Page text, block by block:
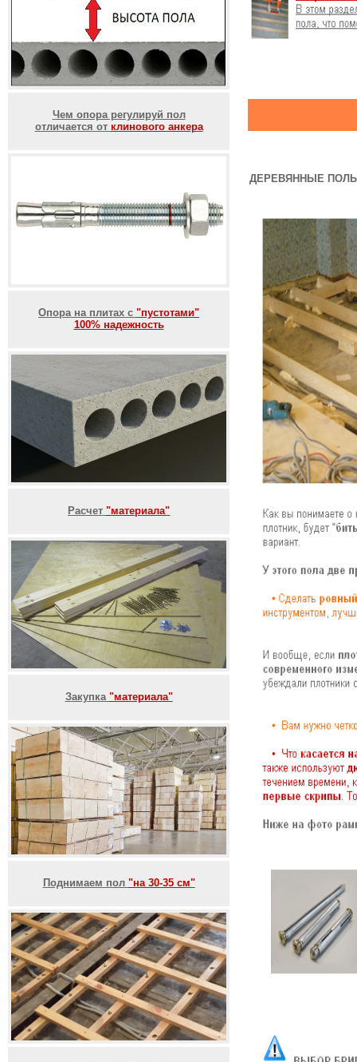
Чем опора регулируй пол
отличается от клинового анкера
Опора на плитах с "пустотами"
100% надежность
Расчет "материала"
Закупка "материала"
Поднимаем пол "на 30-35 см"
ДЕРЕВЯННЫЕ